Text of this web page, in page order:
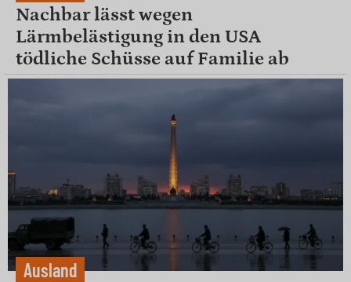
Nachbar lässt wegen
Lärmbelästigung in den USA
tödliche Schüsse auf Familie ab
Ausland